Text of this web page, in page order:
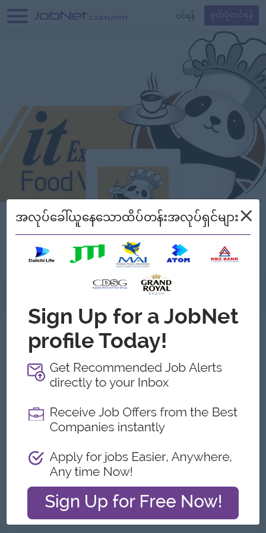
၀င်ရန် မှတ်ပုံတင်ရန်
IT Express Food Villa
အကြောင်းအရာ
အကြောင်းအရာ IT Express Food Villa
အလုပ်ရှင်၏ အသေးစိတ်အချက်အလက်များ
အမျိုးအစား: Direct Employer
Beverage/Catering
ဝန်ထမ်းအရေအတွက်: 51 to 100
လိပ်စာ
No. 10, Bo Chan, Shan Su Kone District, Pyay Road,
Mingalardon Tsp, Yangon,ရန်ကုန်တိုင်း, Myanmar
အလုပ်ခေါ်ယူနေသောထိပ်တန်းအလုပ်ရှင်များ×